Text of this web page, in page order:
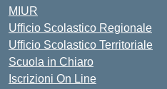
MIUR
Ufficio Scolastico Regionale
Ufficio Scolastico Territoriale
Scuola in Chiaro
Iscrizioni On Line